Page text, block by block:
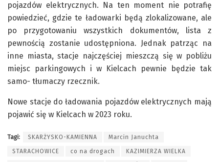
pojazdów elektrycznych. Na ten moment nie potrafię
powiedzieć, gdzie te ładowarki będą zlokalizowane, ale
po przygotowaniu wszystkich dokumentów, lista z
pewnością zostanie udostępniona. Jednak patrząc na
inne miasta, stacje najczęściej mieszczą się w pobliżu
miejsc parkingowych i w Kielcach pewnie będzie tak
samo- tłumaczy rzecznik.
Nowe stacje do ładowania pojazdów elektrycznych mają
pojawić się w Kielcach w 2023 roku.
Tagi: SKARŻYSKO-KAMIENNA Marcin Januchta
STARACHOWICE co na drogach KAZIMIERZA WIELKA